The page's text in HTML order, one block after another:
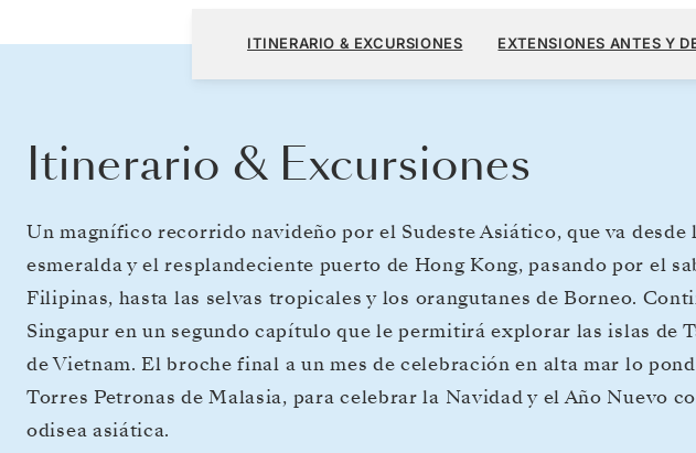
Hong Kong a Singapur
30 DIAS
ITINERARIO & EXCURSIONES EXTENSIONES ANTES Y
Itinerario & Excursiones
Un magnífico recorrido navideño por el Sudeste Asiático, que va desde
esmeralda y el resplandeciente puerto de Hong Kong, pasando por el
Filipinas, hasta las selvas tropicales y los orangutanes de Borneo.
Singapur en un segundo capítulo que le permitirá explorar las islas de
de Vietnam. El broche final a un mes de celebración en alta mar lo
Torres Petronas de Malasia, para celebrar la Navidad y el Año Nuevo
odisea asiática.